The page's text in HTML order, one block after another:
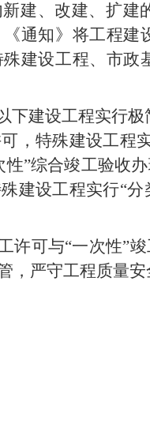
新建、改建、扩
通知》将工程
建设工程、市
下建设工程实行
，特殊建设工程
”综合竣工验收
建设工程实行“
许可与“一次性”
，严守工程质量安